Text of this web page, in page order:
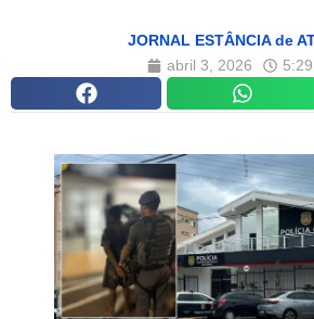
JORNAL ESTÂNCIA de
abril 3, 2026